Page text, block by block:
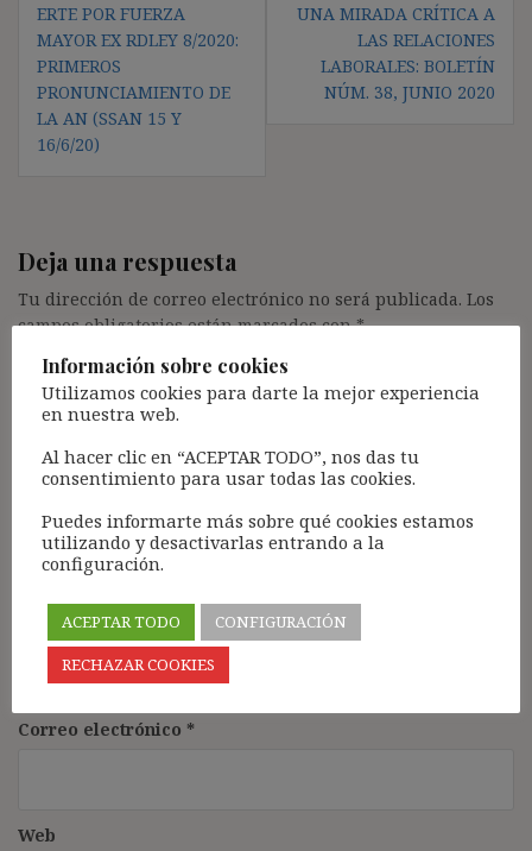
de
entradas
ERTE POR FUERZA
MAYOR EX RDLEY 8/2020:
PRIMEROS
PRONUNCIAMIENTO DE
LA AN (SSAN 15 Y
16/6/20)
UNA MIRADA CRÍTICA A
LAS RELACIONES
LABORALES: BOLETÍN
NÚM. 38, JUNIO 2020
Deja una respuesta
Tu dirección de correo electrónico no será publicada. Los
campos obligatorios están marcados con*
Comentario*
Nombre*
Correo electrónico *
Web
Información sobre cookies
Utilizamos cookies para darte la mejor experiencia
en nuestra web.
Al hacer clic en “ACEPTAR TODO”, nos das tu
consentimiento para usar todas las cookies.
Puedes informarte más sobre qué cookies estamos
utilizando y desactivarlas entrando a la
configuración.
ACEPTAR TODO
CONFIGURACIÓN
RECHAZAR COOKIES